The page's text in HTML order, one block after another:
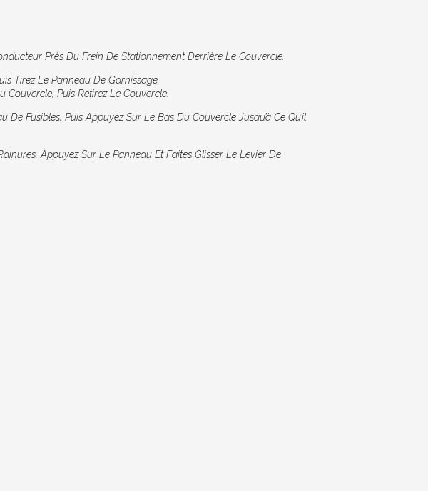
Près Du Frein De Stationnement Derrière Le Couvercle.
Tirez Le Panneau De Garnissage.
Puis Retirez Le Couvercle.
Fusibles, Puis Appuyez Sur Le Bas Du Couvercle Jusqu’à Ce Qu’il
Appuyez Sur Le Panneau Et Faites Glisser Le Levier De